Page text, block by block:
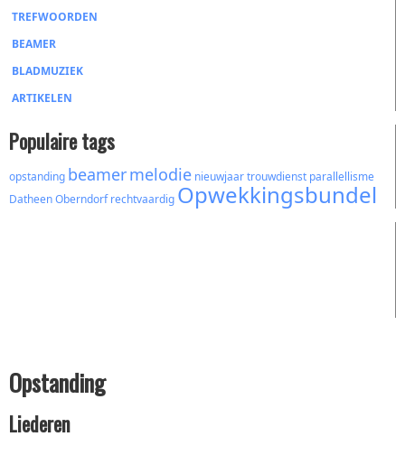
TREFWOORDEN
BEAMER
BLADMUZIEK
ARTIKELEN
Populaire tags
opstanding beamermelodie nieuwjaartrouwdienst parallellisme
DatheenOberndorf rechtvaardig Opwekkingsbundel
Opstanding
Liederen